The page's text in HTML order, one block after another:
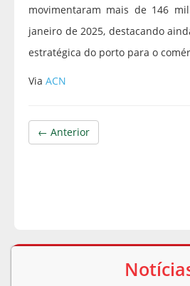
movimentaram mais de 146
janeiro de 2025, destacando
estratégica do porto para o
Via ACN
← Anterior